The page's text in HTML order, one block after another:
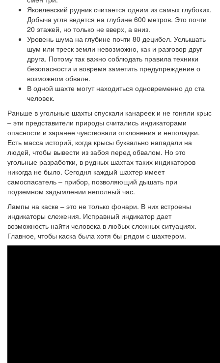
Яковлевский рудник считается одним из самых глубоких.
Добыча угля ведется на глубине 600 метров. Это почти
20 этажей, но только не вверх, а вниз.
Уровень шума на глубине почти 80 децибел. Услышать
шум или треск земли невозможно, как и разговор друг
друга. Потому так важно соблюдать правила техники
безопасности и вовремя заметить предупреждение о
возможном обвале.
В одной шахте могут находиться одновременно до ста
человек.
Раньше в угольные шахты спускали канареек и не гоняли крыс
– эти представители природы считались индикаторами
опасности и заранее чувствовали отклонения и неполадки.
Есть масса историй, когда крысы буквально нападали на
людей, чтобы вывести из забоя перед обвалом. Но это
угольные разработки, в рудных шахтах таких индикаторов
никогда не было. Сегодня каждый шахтер имеет
самоспасатель – прибор, позволяющий дышать при
подземном задымлении неполный час.
Лампы на каске – это не только фонари. В них встроены
индикаторы слежения. Исправный индикатор дает
возможность найти человека в любых сложных ситуациях.
Главное, чтобы каска была хотя бы рядом с шахтером.